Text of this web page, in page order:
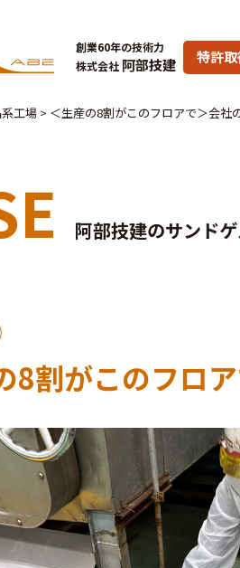
創業60年の技術力
株式会社 阿部技建 特許
工場 > ＜生産の8割がこのフロアで＞会社
阿部技建のサンド
8割がこのフロ